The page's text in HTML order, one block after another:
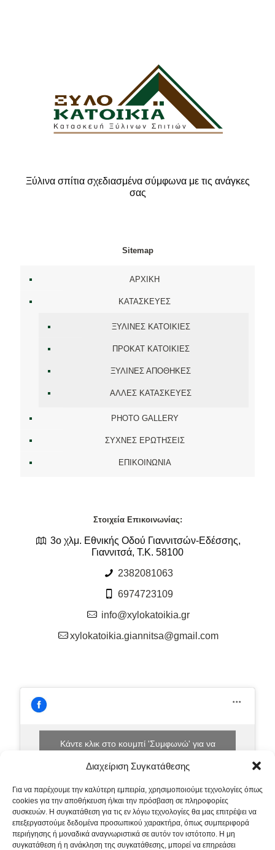
Διαχείριση Συγκατάθεσης
Για να παρέχουμε την καλύτερη εμπειρία, χρησιμοποιούμε τεχνολογίες όπως
cookies για την αποθήκευση ή/και την πρόσβαση σε πληροφορίες
συσκευών. Η συγκατάθεση για τις εν λόγω τεχνολογίες θα μας επιτρέψει να
επεξεργαστούμε δεδομένα προσωπικού χαρακτήρα, όπως συμπεριφορά
περιήγησης ή μοναδικά αναγνωριστικά σε αυτόν τον ιστότοπο. Η μη
συγκατάθεση ή η ανάκληση της συγκατάθεσης, μπορεί να επηρεάσει
Ξύλινα σπίτια σχεδιασμένα σύμφωνα με τις ανάγκες
σας
Sitemap
ΑΡΧΙΚΗ
ΚΑΤΑΣΚΕΥΕΣ
ΞΥΛΙΝΕΣ ΚΑΤΟΙΚΙΕΣ
ΠΡΟΚΑΤ ΚΑΤΟΙΚΙΕΣ
ΞΥΛΙΝΕΣ ΑΠΟΘΗΚΕΣ
ΑΛΛΕΣ ΚΑΤΑΣΚΕΥΕΣ
PHOTO GALLERY
ΣΥΧΝΕΣ ΕΡΩΤΗΣΕΙΣ
ΕΠΙΚΟΙΝΩΝΙΑ
Στοιχεία Επικοινωνίας:
3ο χλμ. Εθνικής Οδού Γιαννιτσών-Εδέσσης,
Γιαννιτσά, Τ.Κ. 58100
2382081063
6974723109
info@xylokatoikia.gr
xylokatoikia.giannitsa@gmail.com
Κάντε κλικ στο κουμπί 'Συμφωνώ' για να
Πολιτική Cookies
Συμφωνώ